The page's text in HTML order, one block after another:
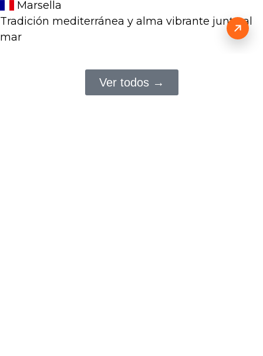
Marsella
Tradición mediterránea y alma vibrante junto al
mar
Ver todos →